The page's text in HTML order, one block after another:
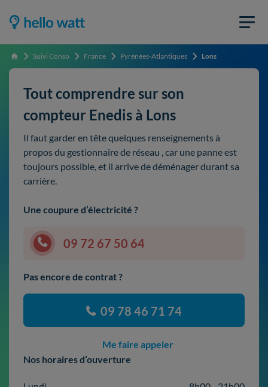
Accueil Suivi Conso France Pyrénées-Atlantiques Lons
Tout comprendre sur son
compteur Enedis à Lons
Il faut garder en tête quelques renseignements à
propos du gestionnaire de réseau , car une panne est
toujours possible, et il arrive de déménager durant sa
carrière.
Une coupure d’électricité ?
09 72 67 50 64
Pas encore de contrat ?
09 78 46 71 74
Me faire appeler
Nos horaires d’ouverture